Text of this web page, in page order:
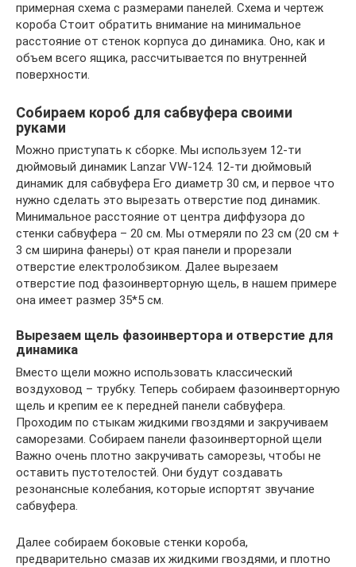
примерная схема с размерами панелей. Схема и чертеж
короба Стоит обратить внимание на минимальное
расстояние от стенок корпуса до динамика. Оно, как и
объем всего ящика, рассчитывается по внутренней
поверхности.
Собираем короб для сабвуфера своими
руками
Можно приступать к сборке. Мы используем 12-ти
дюймовый динамик Lanzar VW-124. 12-ти дюймовый
динамик для сабвуфера Его диаметр 30 см, и первое что
нужно сделать это вырезать отверстие под динамик.
Минимальное расстояние от центра диффузора до
стенки сабвуфера – 20 см. Мы отмеряли по 23 см (20 см +
3 см ширина фанеры) от края панели и прорезали
отверстие електролобзиком. Далее вырезаем
отверстие под фазоинверторную щель, в нашем примере
она имеет размер 35*5 см.
Вырезаем щель фазоинвертора и отверстие для
динамика
Вместо щели можно использовать классический
воздуховод – трубку. Теперь собираем фазоинверторную
щель и крепим ее к передней панели сабвуфера.
Проходим по стыкам жидкими гвоздями и закручиваем
саморезами. Собираем панели фазоинверторной щели
Важно очень плотно закручивать саморезы, чтобы не
оставить пустотелостей. Они будут создавать
резонансные колебания, которые испортят звучание
сабвуфера.
Далее собираем боковые стенки короба,
предварительно смазав их жидкими гвоздями, и плотно